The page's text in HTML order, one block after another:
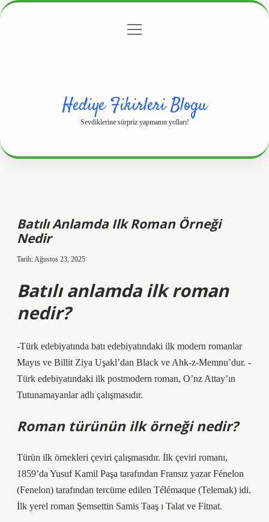
Gizlilik Politikası
menüyü
Hediye Fikirleri Blogu
Sevdiklerine sürpriz yapmanın yolları!
Batılı Anlamda Ilk Roman Örneği
Nedir
Tarih: Ağustos 23, 2025
Batılı anlamda ilk roman
nedir?
-Türk edebiyatında batı edebiyatındaki ilk modern romanlar
Mayıs ve Billit Ziya Uşakl’dan Black ve Ahk-z-Memnu’dur. -
Türk edebiyatındaki ilk postmodern roman, O’nz Attay’ın
Tutunamayanlar adlı çalışmasıdır.
Roman türünün ilk örneği nedir?
Türün ilk örnekleri çeviri çalışmasıdır. İlk çeviri romanı,
1859’da Yusuf Kamil Paşa tarafından Fransız yazar Fénelon
(Fenelon) tarafından tercüme edilen Télémaque (Telemak) idi.
İlk yerel roman Şemsettin Samis Taaş ı Talat ve Fitnat.